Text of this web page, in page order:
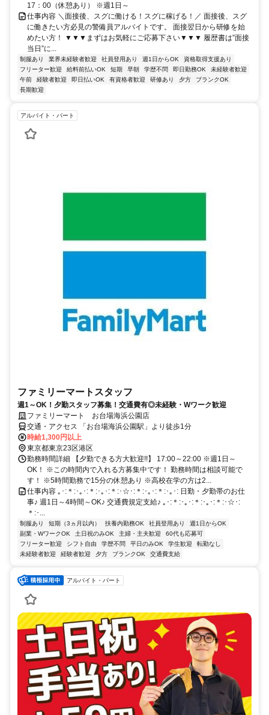
17：00（休憩あり） ※週1日～
仕事内容 ＼面接後、スグに働ける！スグに稼げる！／ 面接後、スグ
に働きたい方必見の警備員アルバイトです。 面接翌日から研修を始
めたい方！ ▼▼▼まずはお気軽にご応募下さい▼▼▼ 履歴書は”面接
当日”に...
制服あり 業界未経験者歓迎 社員登用あり 週1日からOK
資格取得支援あり
フリーター歓迎
給料前払いOK 短期 早朝 学歴不問 即日勤務OK
未経験者歓迎
午前
経験者歓迎 即日払いOK 有資格者歓迎 研修あり 夕方
ブランクOK
長期歓迎
アルバイト・パート
ファミリーマートスタッフ
週1～OK！夕勤スタッフ募集！交通費有◎未経験・Wワーク歓迎
ファミリーマート お台場海浜公園店
交通・アクセス 「お台場海浜公園駅」より徒歩1分
時給1,300円以上
東京都東京23区港区
勤務時間詳細 【夕勤できる方大歓迎!!】 17:00～22:00 ※週1日～
OK！ ※この時間内で入れる方募集中です！ 勤務時間は相談可能で
す！ ※5時間勤務で15分の休憩あり ※高校在学の方は2...
仕事内容 ｡･:＊:･｡･:＊:･｡･:＊:･☆･:＊:･｡･:＊:･｡･: 日勤・夕勤帯のお仕
事♪ 週1日～4時間～OK♪ 交通費規定支給♪ ｡･:＊:･｡･:＊:･｡･:＊:･☆･:
＊:･...
制服あり 短期（3ヵ月以内） 扶養内勤務OK 社員登用あり
週1日からOK
副業・WワークOK
土日祝のみOK 主婦・主夫歓迎
60代も応募可
フリーター歓迎
シフト自由 学歴不問 平日のみOK 学生歓迎
転勤なし
未経験者歓迎
経験者歓迎 夕方 ブランクOK 交通費支給
アルバイト・パート